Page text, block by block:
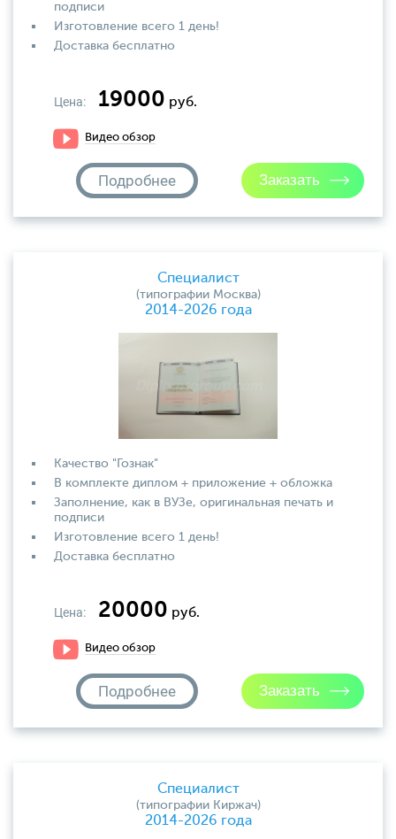
подписи
Изготовление всего 1 день!
Доставка бесплатно
Цена: 19000 руб.
Видео обзор
Подробнее
Специалист
(типографии Москва)
2014-2026 года
Качество "Гознак"
В комплекте диплом + приложение + обложка
Заполнение, как в ВУЗе, оригинальная печать и
подписи
Изготовление всего 1 день!
Доставка бесплатно
Цена: 20000 руб.
Видео обзор
Подробнее
Специалист
(типографии Киржач)
2014-2026 года